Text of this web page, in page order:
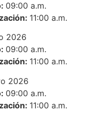
09:00 a.m.
11:00 a.m.
2026
09:00 a.m.
11:00 a.m.
2026
09:00 a.m.
11:00 a.m.